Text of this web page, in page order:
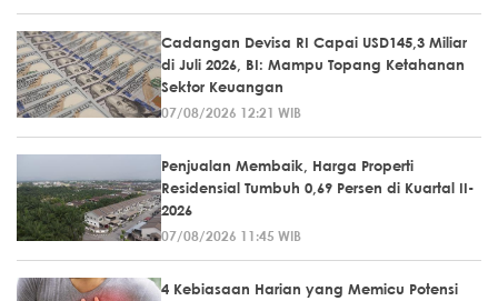
Cadangan Devisa RI Capai USD145,3 Miliar
di Juli 2026, BI: Mampu Topang Ketahanan
Sektor Keuangan
07/08/2026 12:21 WIB
Penjualan Membaik, Harga Properti
Residensial Tumbuh 0,69 Persen di Kuartal II-
2026
07/08/2026 11:45 WIB
4 Kebiasaan Harian yang Memicu Potensi